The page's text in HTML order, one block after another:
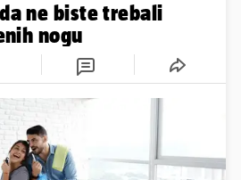
ne biste trebali
nogu